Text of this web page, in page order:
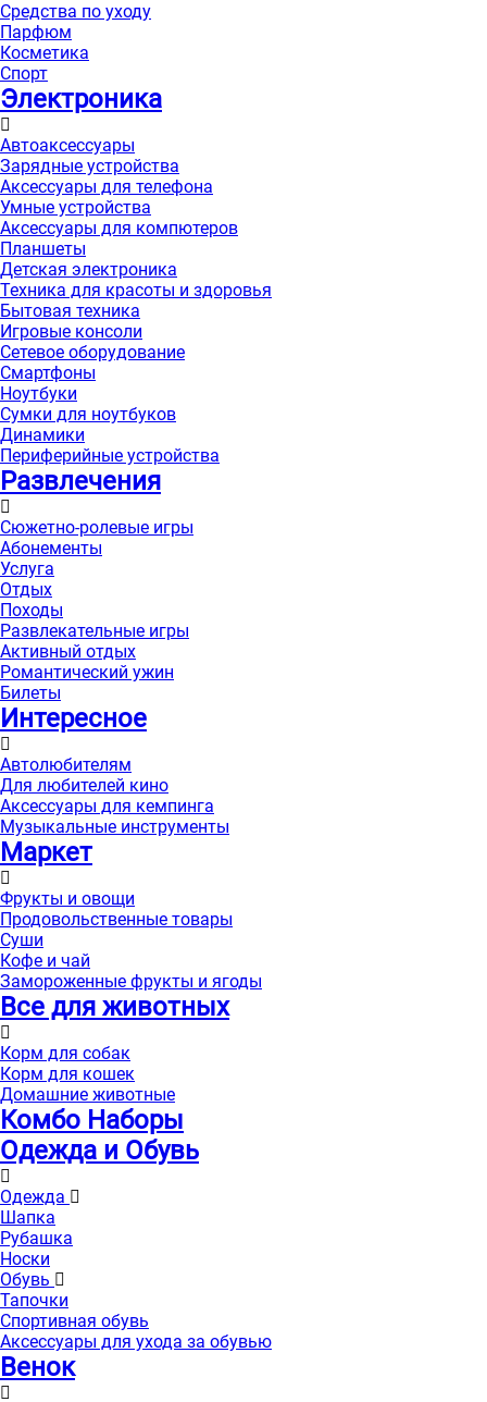
Средства по уходу
Парфюм
Косметика
Спорт
Электроника
Автоаксессуары
Зарядные устройства
Аксессуары для телефона
Умные устройства
Аксессуары для компютеров
Планшеты
Детская электроника
Техника для красоты и здоровья
Бытовая техника
Игровые консоли
Сетевое оборудование
Смартфоны
Ноутбуки
Сумки для ноутбуков
Динамики
Периферийные устройства
Развлечения
Сюжетно-ролевые игры
Абонементы
Услуга
Отдых
Походы
Развлекательные игры
Активный отдых
Романтический ужин
Билеты
Интересноe
Автолюбителям
Для любителей кино
Аксессуары для кемпинга
Музыкальные инструменты
Маркет
Фрукты и овощи
Продовольственные товары
Суши
Кофе и чай
Замороженные фрукты и ягоды
Все для животных
Корм для собак
Корм для кошек
Домашние животные
Комбо Наборы
Одежда и Обувь
Одежда
Шапка
Рубашка
Носки
Обувь
Тапочки
Спортивная обувь
Аксессуары для ухода за обувью
Венок